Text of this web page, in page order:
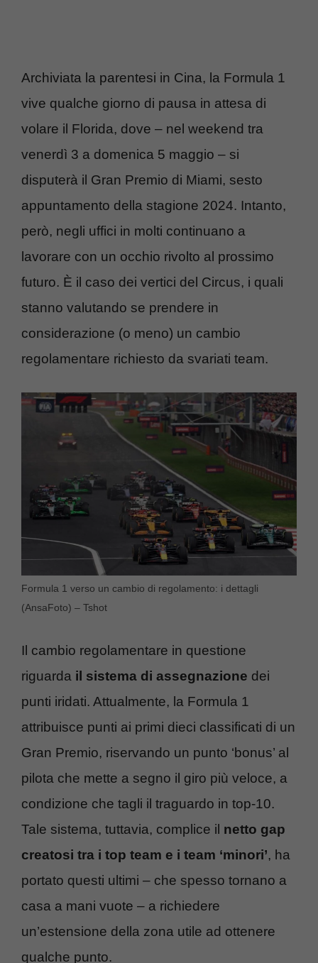
Archiviata la parentesi in Cina, la Formula 1
vive qualche giorno di pausa in attesa di
volare il Florida, dove – nel weekend tra
venerdì 3 a domenica 5 maggio – si
disputerà il Gran Premio di Miami, sesto
appuntamento della stagione 2024. Intanto,
però, negli uffici in molti continuano a
lavorare con un occhio rivolto al prossimo
futuro. È il caso dei vertici del Circus, i quali
stanno valutando se prendere in
considerazione (o meno) un cambio
regolamentare richiesto da svariati team.
Formula 1 verso un cambio di regolamento: i dettagli
(AnsaFoto) – Tshot
Il cambio regolamentare in questione
riguarda il sistema di assegnazione dei
punti iridati. Attualmente, la Formula 1
attribuisce punti ai primi dieci classificati di un
Gran Premio, riservando un punto ‘bonus’ al
pilota che mette a segno il giro più veloce, a
condizione che tagli il traguardo in top-10.
Tale sistema, tuttavia, complice il netto gap
creatosi tra i top team e i team ‘minori’, ha
portato questi ultimi – che spesso tornano a
casa a mani vuote – a richiedere
un’estensione della zona utile ad ottenere
qualche punto.